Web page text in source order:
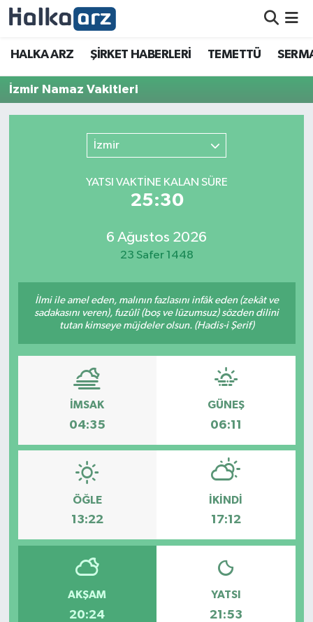
HALKA ARZ ŞİRKET HABERLERİ TEMETTÜ
İzmir Namaz Vakitleri
İzmir
YATSI VAKTİNE KALAN SÜRE
25:30
6 Ağustos 2026
23 Safer 1448
İlmi ile amel eden, malının fazlasını infâk eden (zekât ve
sadakasını veren), fuzûlî (boş ve lüzumsuz) sözden dilini
tutan kimseye müjdeler olsun. (Hadis-i Şerif)
İMSAK
04:35
GÜNEŞ
06:11
ÖĞLE
13:22
İKINDI
17:12
AKŞAM
20:24
YATSI
21:53
HALKA ARZ
SERMAYE ARTIRIMI
TEMETTÜ